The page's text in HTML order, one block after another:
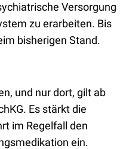
Versorgung
zu erarbeiten. Bis
bisherigen Stand.
und nur dort, gilt ab
Es stärkt die
im Regelfall den
ein.